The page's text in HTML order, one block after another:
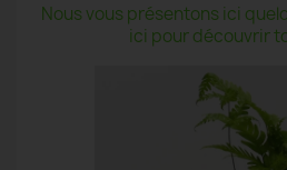
Nous vous présentons ici
ici pour découvrir